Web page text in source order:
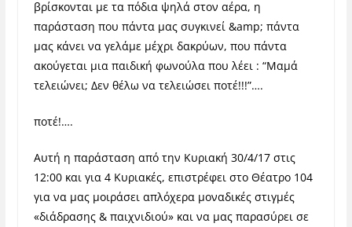
βρίσκονται με τα πόδια ψηλά στον αέρα, η
παράσταση που πάντα μας συγκινεί &amp; πάντα
μας κάνει να γελάμε μέχρι δακρύων, που πάντα
ακούγεται μια παιδική φωνούλα που λέει : “Μαμά
τελειώνει; Δεν θέλω να τελειώσει ποτέ!!!”….
ποτέ!….
Αυτή η παράσταση από την Κυριακή 30/4/17 στις
12:00 και για 4 Κυριακές, επιστρέφει στο Θέατρο 104
για να μας μοιράσει απλόχερα μοναδικές στιγμές
«διάδρασης & παιχνιδιού» και να μας παρασύρει σε